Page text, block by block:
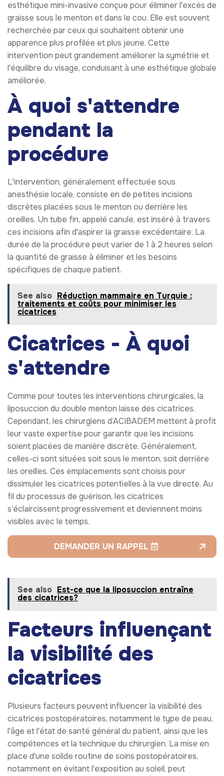
esthétique mini-invasive conçue pour éliminer l'excès de
graisse sous le menton et dans le cou. Elle est souvent
recherchée par ceux qui souhaitent obtenir une
apparence plus profilée et plus jeune. Cette
intervention peut grandement améliorer la symétrie et
l'équilibre du visage, conduisant à une esthétique globale
améliorée.
À quoi s'attendre
pendant la
procédure
L'intervention, généralement effectuée sous
anesthésie locale, consiste en de petites incisions
discrètes placées sous le menton ou derrière les
oreilles. Un tube fin, appelé canule, est inséré à travers
ces incisions afin d'aspirer la graisse excédentaire. La
durée de la procédure peut varier de 1 à 2 heures selon
la quantité de graisse à éliminer et les besoins
spécifiques de chaque patient.
See also Réduction mammaire en Turquie :
traitements et coûts pour minimiser les
cicatrices
Cicatrices - À quoi
s'attendre
Comme pour toutes les interventions chirurgicales, la
liposuccion du double menton laisse des cicatrices.
Cependant, les chirurgiens d’ACIBADEM mettent à profit
leur vaste expertise pour garantir que les incisions
soient placées de manière discrète. Généralement,
celles-ci sont situées soit sous le menton, soit derrière
les oreilles. Ces emplacements sont choisis pour
dissimuler les cicatrices potentielles à la vue directe. Au
fil du processus de guérison, les cicatrices
s’éclaircissent progressivement et deviennent moins
visibles avec le temps.
DEMANDER UN RAPPEL
See also Est-ce que la liposuccion entraîne
des cicatrices?
Facteurs influençant
la visibilité des
cicatrices
Plusieurs facteurs peuvent influencer la visibilité des
cicatrices postopératoires, notamment le type de peau,
l'âge et l'état de santé général du patient, ainsi que les
compétences et la technique du chirurgien. La mise en
place d'une solide routine de soins postopératoires,
notamment en évitant l'exposition au soleil, peut